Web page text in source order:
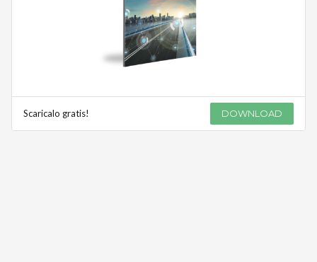
Scaricalo gratis! DOWNLOAD